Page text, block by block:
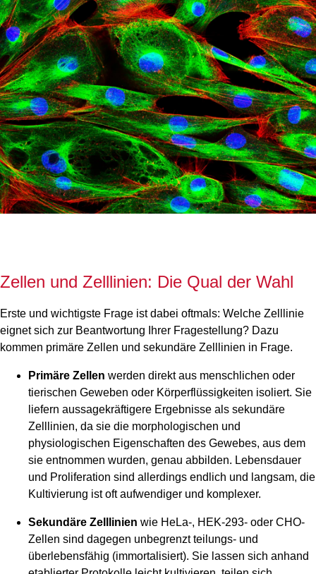
Zellen und Zelllinien: Die Qual der Wahl
Erste und wichtigste Frage ist dabei oftmals: Welche Zelllinie
eignet sich zur Beantwortung Ihrer Fragestellung? Dazu
kommen primäre Zellen und sekundäre Zelllinien in Frage.
Primäre Zellen werden direkt aus menschlichen oder
tierischen Geweben oder Körperflüssigkeiten isoliert. Sie
liefern aussagekräftigere Ergebnisse als sekundäre
Zelllinien, da sie die morphologischen und
physiologischen Eigenschaften des Gewebes, aus dem
sie entnommen wurden, genau abbilden. Lebensdauer
und Proliferation sind allerdings endlich und langsam, die
Kultivierung ist oft aufwendiger und komplexer.
Sekundäre Zelllinien wie HeLa-, HEK-293- oder CHO-
Zellen sind dagegen unbegrenzt teilungs- und
überlebensfähig (immortalisiert). Sie lassen sich anhand